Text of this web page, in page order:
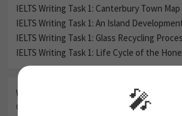
IELTS Writing Task 1: Canterbury Town Map
IELTS Writing Task 1: An Island
IELTS Writing Task 1: Glass Recycling
IELTS Writing Task 1: Life Cycle of the
Women & Marriage
05/08/2026 🎤